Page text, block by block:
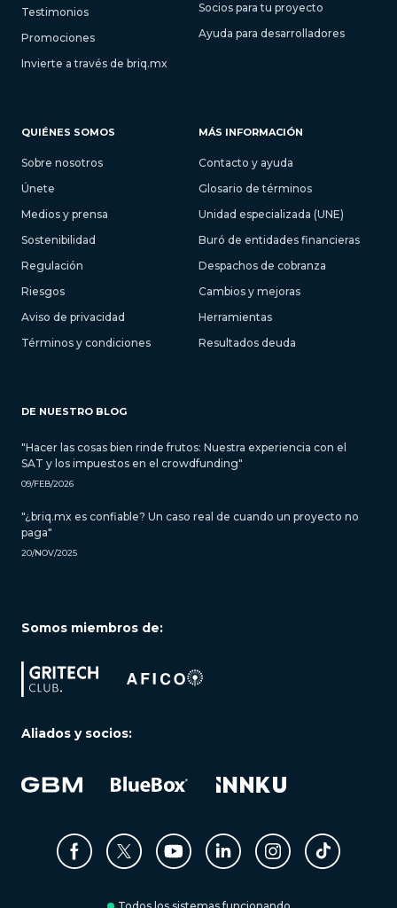
Testimonios
Promociones
Invierte a través de briq.mx
Socios para tu proyecto
Ayuda para desarrolladores
QUIÉNES SOMOS
Sobre nosotros
Únete
Medios y prensa
Sostenibilidad
Regulación
Riesgos
Aviso de privacidad
Términos y condiciones
MÁS INFORMACIÓN
Contacto y ayuda
Glosario de términos
Unidad especializada (UNE)
Buró de entidades financieras
Despachos de cobranza
Cambios y mejoras
Herramientas
Resultados deuda
DE NUESTRO BLOG
"Hacer las cosas bien rinde frutos: Nuestra experiencia con el
SAT y los impuestos en el crowdfunding"
09/FEB/2026
"¿briq.mx es confiable? Un caso real de cuando un proyecto no
paga"
20/NOV/2025
Somos miembros de:
Aliados y socios: